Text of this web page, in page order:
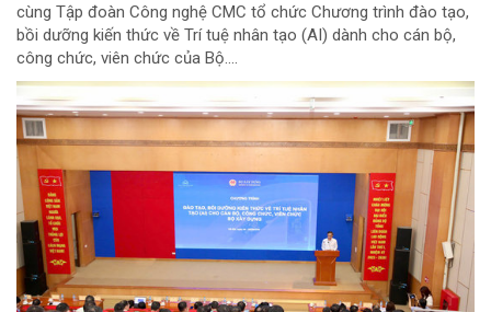
cùng Tập đoàn Công nghệ CMC tổ chức Chương trình đào tạo,
bồi dưỡng kiến thức về Trí tuệ nhân tạo (AI) dành cho cán bộ,
công chức, viên chức của Bộ....